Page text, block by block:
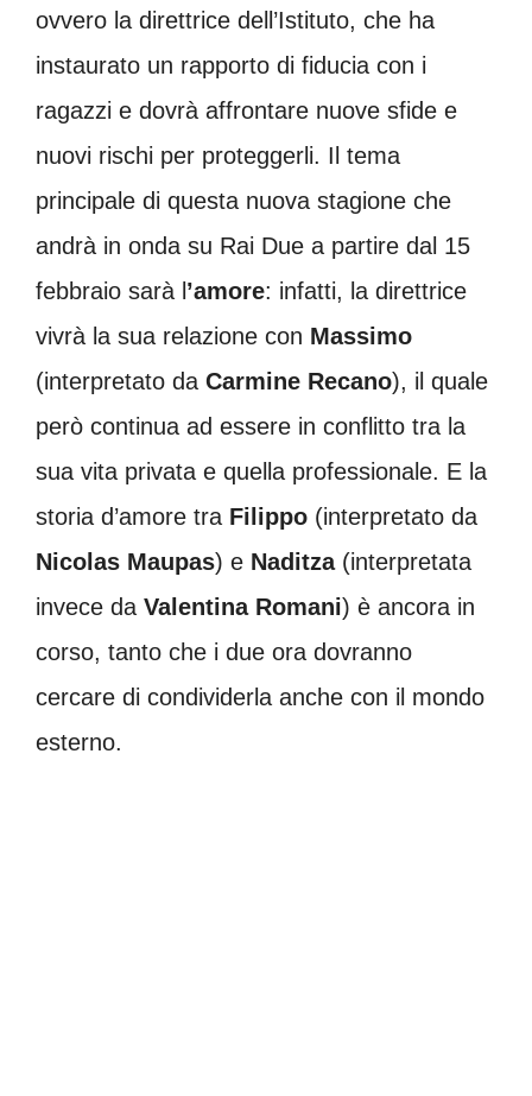
ovvero la direttrice dell’Istituto, che ha
instaurato un rapporto di fiducia con i
ragazzi e dovrà affrontare nuove sfide e
nuovi rischi per proteggerli. Il tema
principale di questa nuova stagione che
andrà in onda su Rai Due a partire dal 15
febbraio sarà l’amore: infatti, la direttrice
vivrà la sua relazione con Massimo
(interpretato da Carmine Recano), il quale
però continua ad essere in conflitto tra la
sua vita privata e quella professionale. E la
storia d’amore tra Filippo (interpretato da
Nicolas Maupas) e Naditza(interpretata
invece da Valentina Romani) è ancora in
corso, tanto che i due ora dovranno
cercare di condividerla anche con il mondo
esterno.